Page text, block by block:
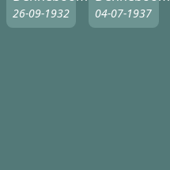
26-09-1932 04-07-1937